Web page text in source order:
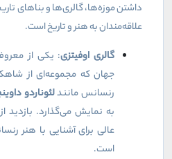
داشتن موزه‌ها، گالری‌ها و بناهای
علاقه‌مندان به هنر و تاریخ است.
گالری اوفیتزی: یکی از
جهان که مجموعه‌ای از
رنسانس مانندلئوناردو
به نمایش می‌گذارد. بازدید
عالی برای آشنایی با هنر
است.